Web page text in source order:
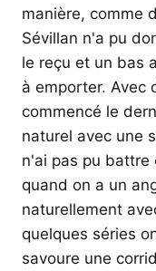
manière, comme
Sévillan n'a pu
le reçu et un bas
à emporter. Avec
commencé le
naturel avec une
n'ai pas pu battre
quand on a un
naturellement
quelques séries
savoure une